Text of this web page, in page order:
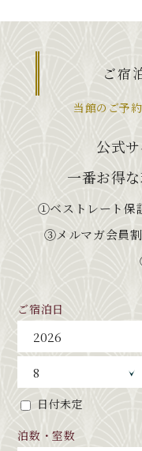
ご宿
当館のご予
公式
一番お得
①ベストレート保
③メルマガ会員
ご宿泊日
日付未定
泊数・室数